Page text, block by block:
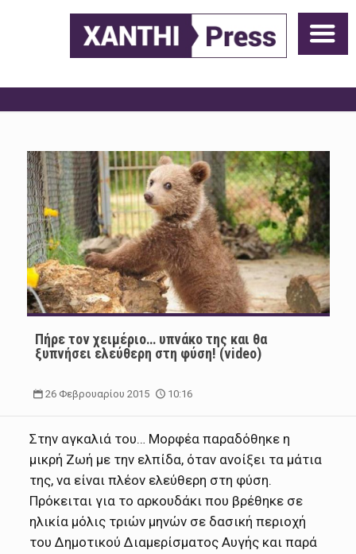
Πήρε τον χειμέριο… υπνάκο της και θα
ξυπνήσει ελεύθερη στη φύση! (video)
26 Φεβρουαρίου 2015 10:16
Στην αγκαλιά του… Μορφέα παραδόθηκε η
μικρή Ζωή με την ελπίδα, όταν ανοίξει τα μάτια
της, να είναι πλέον ελεύθερη στη φύση.
Πρόκειται για το αρκουδάκι που βρέθηκε σε
ηλικία μόλις τριών μηνών σε δασική περιοχή
του Δημοτικού Διαμερίσματος Αυγής και παρά